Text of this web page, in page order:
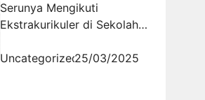
Serunya Mengikuti
Ekstrakurikuler di Sekolah,
Uncategorized25/03/2025